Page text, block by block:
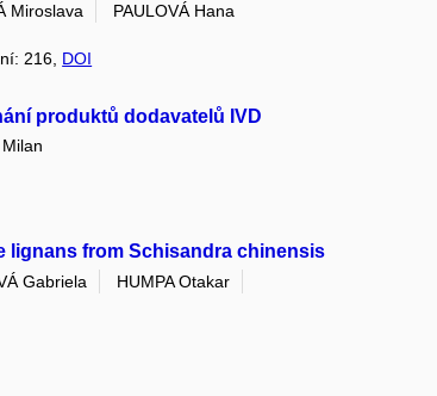
Miroslava
PAULOVÁ Hana
216, DOI
produktů dodavatelů IVD
lignans from Schisandra chinensis
Gabriela
HUMPA Otakar